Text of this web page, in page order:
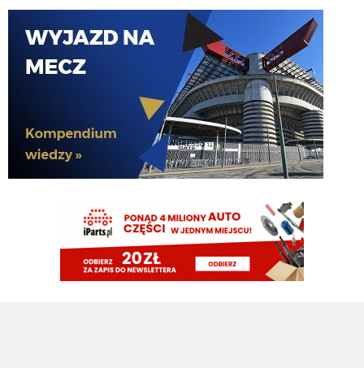
przeciez stankovic to nawet z tej ławki nie pierdnie. Podnies do 1,5
El_Imprezatore 07.08.2026 12:04
za stankovicia podniosłem o 1
07.08.2026 12:03
Nerazzurro90
07.08.2026 11:57
07.08.2026 11:57
martins2000 07.08.2026 11:57
https://pbs.twimg.com/media/HPEcGmNWoAABFvw?